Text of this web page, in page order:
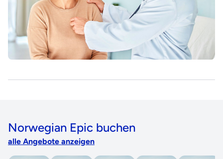
Norwegian Epic buchen
alle Angebote anzeigen